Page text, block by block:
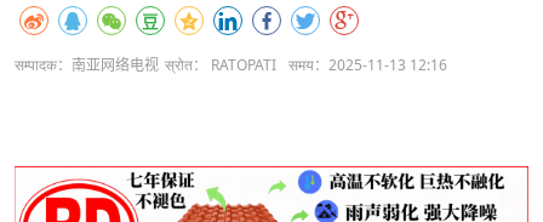
सम्पादक：南亚网络电视 स्रोत： RATOPATI समय：2025-11-13 12:16